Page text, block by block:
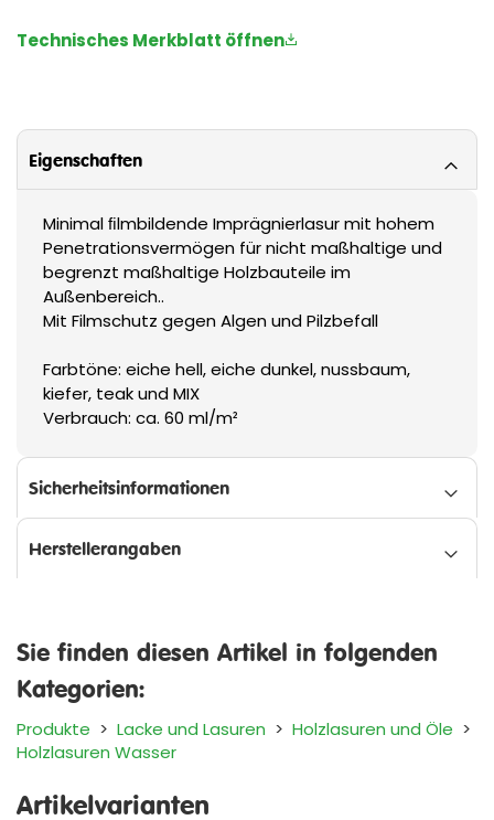
Technisches Merkblatt öffnen
Eigenschaften
Minimal ﬁlmbildende Imprägnierlasur mit hohem
Penetrationsvermögen für nicht maßhaltige und
begrenzt maßhaltige Holzbauteile im
Außenbereich..
Mit Filmschutz gegen Algen und Pilzbefall
Farbtöne: eiche hell, eiche dunkel, nussbaum,
kiefer, teak und MIX
Verbrauch: ca. 60 ml/m²
Sicherheitsinformationen
Herstellerangaben
Sie finden diesen Artikel in folgenden
Kategorien:
Produkte > Lacke und Lasuren > Holzlasuren und Öle >
Holzlasuren Wasser
Artikelvarianten